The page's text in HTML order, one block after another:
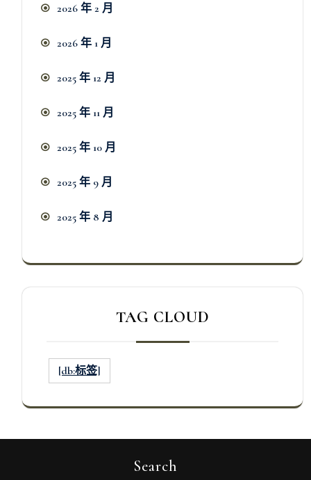
2026 年 2 月
2026 年 1 月
2025 年 12 月
2025 年 11 月
2025 年 10 月
2025 年 9 月
2025 年 8 月
TAG CLOUD
[db:标签]
Search